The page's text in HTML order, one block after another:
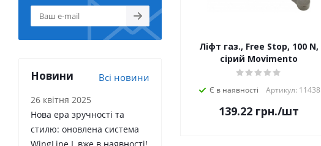
Ліфт газ., Free Stop, 100 N,
сірий Movimento
Є в наявності Артикул: 11438
139.22 грн./шт
Новини Всі новини
26 квітня 2025
Нова ера зручності та
стилю: оновлена система
WingLine L вже в наявності!